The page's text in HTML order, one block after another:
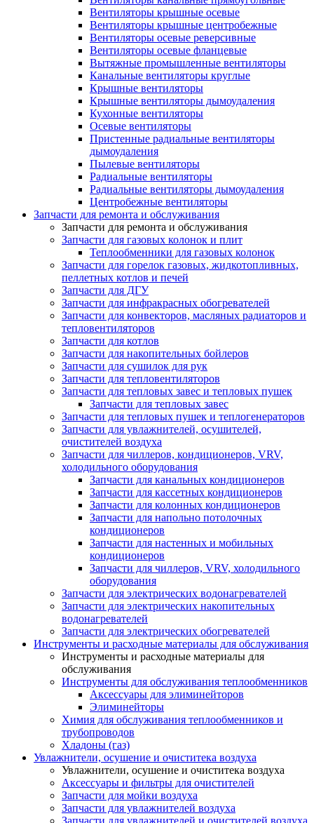
Вентиляторы крышные осевые
Вентиляторы крышные центробежные
Вентиляторы осевые реверсивные
Вентиляторы осевые фланцевые
Вытяжные промышленные вентиляторы
Канальные вентиляторы круглые
Крышные вентиляторы
Крышные вентиляторы дымоудаления
Кухонные вентиляторы
Осевые вентиляторы
Пристенные радиальные вентиляторы
дымоудаления
Пылевые вентиляторы
Радиальные вентиляторы
Радиальные вентиляторы дымоудаления
Центробежные вентиляторы
Запчасти для ремонта и обслуживания
Запчасти для ремонта и обслуживания
Запчасти для газовых колонок и плит
Теплообменники для газовых колонок
Запчасти для горелок газовых, жидкотопливных,
пеллетных котлов и печей
Запчасти для ДГУ
Запчасти для инфракрасных обогревателей
Запчасти для конвекторов, масляных радиаторов и
тепловентиляторов
Запчасти для котлов
Запчасти для накопительных бойлеров
Запчасти для сушилок для рук
Запчасти для тепловентиляторов
Запчасти для тепловых завес и тепловых пушек
Запчасти для тепловых завес
Запчасти для тепловых пушек и теплогенераторов
Запчасти для увлажнителей, осушителей,
очистителей воздуха
Запчасти для чиллеров, кондиционеров, VRV,
холодильного оборудования
Запчасти для канальных кондиционеров
Запчасти для кассетных кондиционеров
Запчасти для колонных кондиционеров
Запчасти для напольно потолочных
кондиционеров
Запчасти для настенных и мобильных
кондиционеров
Запчасти для чиллеров, VRV, холодильного
оборудования
Запчасти для электрических водонагревателей
Запчасти для электрических накопительных
водонагревателей
Запчасти для электрических обогревателей
Инструменты и расходные материалы для обслуживания
Инструменты и расходные материалы для
обслуживания
Инструменты для обслуживания теплообменников
Аксессуары для элиминейторов
Элиминейторы
Химия для обслуживания теплообменников и
трубопроводов
Хладоны (газ)
Увлажнители, осушение и очиститека воздуха
Увлажнители, осушение и очиститека воздуха
Аксессуары и фильтры для очистителей
Запчасти для мойки воздуха
Запчасти для увлажнителей воздуха
Запчасти для увлажнителей и очистителей воздуха